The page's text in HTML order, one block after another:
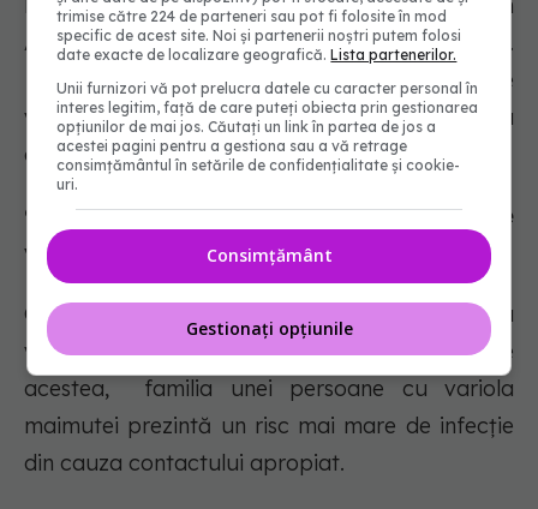
Există două tipuri de variola maimutei - unul din
Africa de Vest și celălalt din Africa Centrală.
Virusul raportat în regiune europeană este
varianta vest-africană care este mortală pentru
aproximativ 1 din 100 de persoane.
9. Cine este cel mai expus riscului de a face
variola maimutei?
Oricine are contact apropiat cu o persoană cu
variola maimutei se poate infecta. Cu toate
acestea, familia unei persoane cu variola
maimutei prezintă un risc mai mare de infecție
din cauza contactului apropiat.
trimise către 224 de parteneri sau pot fi folosite în mod
specific de acest site. Noi și partenerii noștri putem folosi
date exacte de localizare geografică.Lista partenerilor.
Unii furnizori vă pot prelucra datele cu caracter personal în
interes legitim, față de care puteți obiecta prin gestionarea
opțiunilor de mai jos. Căutați un link în partea de jos a
acestei pagini pentru a gestiona sau a vă retrage
consimțământul în setările de confidențialitate și cookie-
uri.
Consimțământ
Gestionați opțiunile